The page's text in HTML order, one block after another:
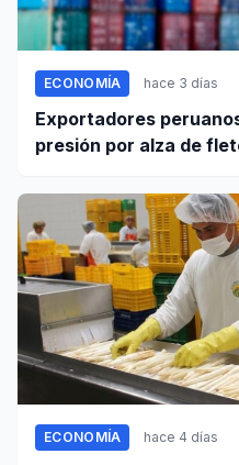
ECONOMÍA hace 3 días
Exportadores
presión por alza de
ECONOMÍA hace 4 días